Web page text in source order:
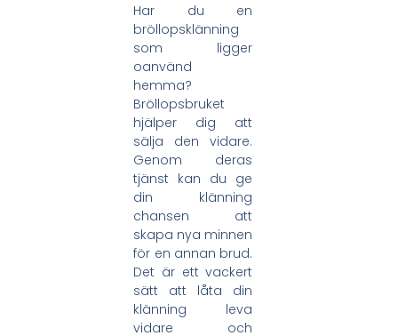
Har du en
bröllopsklänning
som ligger
oanvänd
hemma?
Bröllopsbruket
hjälper dig att
sälja den vidare.
Genom deras
tjänst kan du ge
din klänning
chansen att
skapa nya minnen
för en annan brud.
Det är ett vackert
sätt att låta din
klänning leva
vidare och